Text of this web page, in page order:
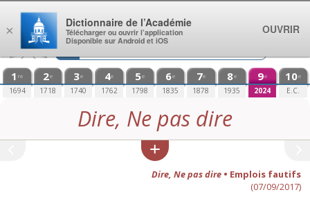
Aller au contenu
1 re
1694
2e
1718
3e
1740
4e
1762
5e
1798
6e
1835
7e
1878
8e
1935
9e
2024
10e
E.C.
Dire, Ne pas dire
Dire, Ne pas dire• Emplois fautifs
(07/09/2017)
×
Dictionnaire de l’Académie
Télécharger ou ouvrir l’application
Disponible sur Android et iOS
OUVRIR